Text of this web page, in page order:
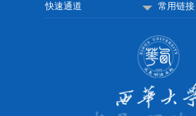
快速通道 常用链接